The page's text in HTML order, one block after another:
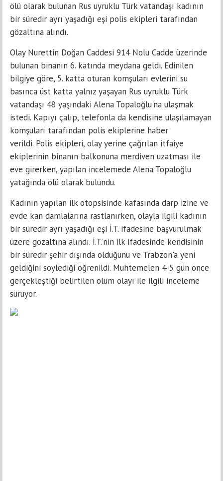
ölü olarak bulunan Rus uyruklu Türk vatandaşı kadının
bir süredir ayrı yaşadığı eşi polis ekipleri tarafından
gözaltına alındı.
Olay Nurettin Doğan Caddesi 914 Nolu Cadde üzerinde
bulunan binanın 6. katında meydana geldi. Edinilen
bilgiye göre, 5. katta oturan komşuları evlerini su
basınca üst katta yalnız yaşayan Rus uyruklu Türk
vatandaşı 48 yaşındaki Alena Topaloğlu'na ulaşmak
istedi. Kapıyı çalıp, telefonla da kendisine ulaşılamayan
komşuları tarafından polis ekiplerine haber
verildi. Polis ekipleri, olay yerine çağrılan itfaiye
ekiplerinin binanın balkonuna merdiven uzatması ile
eve girerken, yapılan incelemede Alena Topaloğlu
yatağında ölü olarak bulundu.
Kadının yapılan ilk otopsisinde kafasında darp izine ve
evde kan damlalarına rastlanırken, olayla ilgili kadının
bir süredir ayrı yaşadığı eşi İ.T. ifadesine başvurulmak
üzere gözaltına alındı. İ.T.'nin ilk ifadesinde kendisinin
bir süredir şehir dışında olduğunu ve Trabzon'a yeni
geldiğini söylediği öğrenildi. Muhtemelen 4-5 gün önce
gerçekleştiği belirtilen ölüm olayı ile ilgili inceleme
sürüyor.